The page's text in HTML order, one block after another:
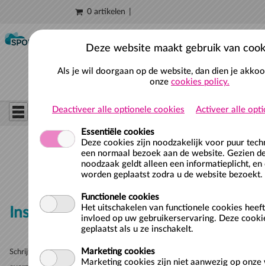
Naar hoofdinhoud
0 artikelen
Inschrijven voor zwemles
Schrijf je hier in voor zwemles. Kies een wachtlijst uit het onderstaande
Deze website maakt gebruik van
Als je wil doorgaan op de website, dan dien je
onze cookies policy.
Deactiveer alle optionele cookies Activeer alle
Essentiële cookies
Deze cookies zijn noodzakelijk voor puur
een normaal bezoek aan de website. Gezien
noodzaak geldt alleen een informatieplicht, en
worden geplaatst zodra u de website bezoekt.
Functionele cookies
Het uitschakelen van functionele cookies
invloed op uw gebruikerservaring. Deze
geplaatst als u ze inschakelt.
Marketing cookies
Marketing cookies zijn niet aanwezig op onze